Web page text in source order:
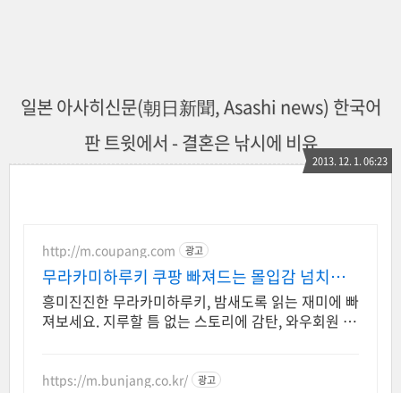
일본 아사히신문(朝日新聞, Asashi news) 한국어
판 트윗에서 - 결혼은 낚시에 비유
2013. 12. 1. 06:23
http://m.coupang.com 광고
무라카미하루키 쿠팡 빠져드는 몰입감 넘치는
책
흥미진진한 무라카미하루키, 밤새도록 읽는 재미에 빠
져보세요. 지루할 틈 없는 스토리에 감탄, 와우회원 무
https://m.bunjang.co.kr/ 광고